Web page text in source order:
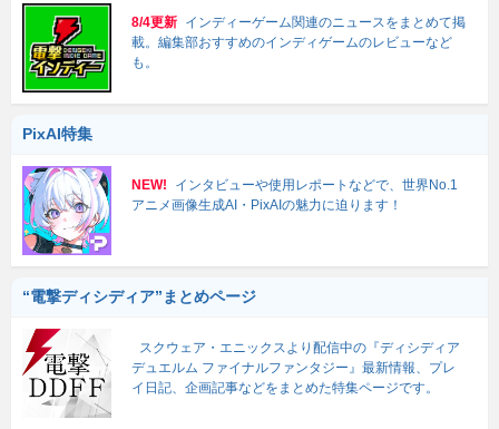
8/4更新 インディーゲーム関連のニュースをまとめて掲
載。編集部おすすめのインディゲームのレビューなど
も。
PixAI特集
NEW!
インタビューや使用レポートなどで、世界No.1
アニメ画像生成AI・PixAIの魅力に迫ります！
“電撃ディシディア”まとめページ
スクウェア・エニックスより配信中の『ディシディア
デュエルム ファイナルファンタジー』最新情報、プレ
イ日記、企画記事などをまとめた特集ページです。